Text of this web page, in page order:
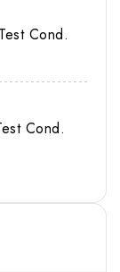
Cond.
Cond.